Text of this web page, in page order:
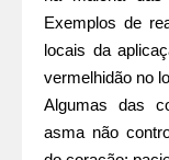
Exemplos de
locais da
vermelhidão no
Algumas das
asma não